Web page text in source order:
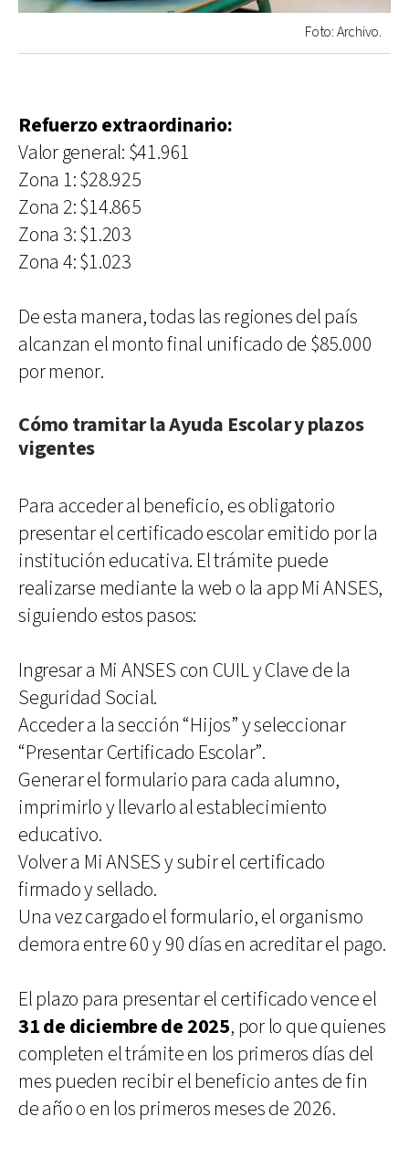
Foto: Archivo.
Refuerzo extraordinario:
Valor general: $41.961
Zona 1: $28.925
Zona 2: $14.865
Zona 3: $1.203
Zona 4: $1.023
De esta manera, todas las regiones del país
alcanzan el monto final unificado de $85.000
por menor.
Cómo tramitar la Ayuda Escolar y plazos
vigentes
Para acceder al beneficio, es obligatorio
presentar el certificado escolar emitido por la
institución educativa. El trámite puede
realizarse mediante la web o la app Mi ANSES,
siguiendo estos pasos:
Ingresar a Mi ANSES con CUIL y Clave de la
Seguridad Social.
Acceder a la sección “Hijos” y seleccionar
“Presentar Certificado Escolar”.
Generar el formulario para cada alumno,
imprimirlo y llevarlo al establecimiento
educativo.
Volver a Mi ANSES y subir el certificado
firmado y sellado.
Una vez cargado el formulario, el organismo
demora entre 60 y 90 días en acreditar el pago.
El plazo para presentar el certificado vence el
31 de diciembre de 2025, por lo que quienes
completen el trámite en los primeros días del
mes pueden recibir el beneficio antes de fin
de año o en los primeros meses de 2026.